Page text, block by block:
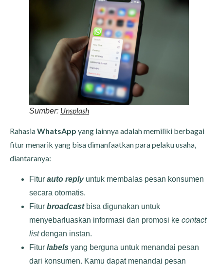
Sumber: Unsplash
RahasiaWhatsApp yang lainnya adalah memiliki berbagai
fitur menarik yang bisa dimanfaatkan para pelaku usaha,
diantaranya:
Fitur auto replyuntuk membalas pesan konsumen
secara otomatis.
Fitur broadcast bisa digunakan untuk
menyebarluaskan informasi dan promosi ke contact
listdengan instan.
Fitur labels yang berguna untuk menandai pesan
dari konsumen. Kamu dapat menandai pesan